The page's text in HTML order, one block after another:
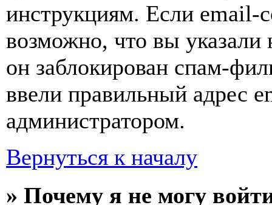
инструкциям. Если email-
возможно, что вы
он заблокирован спам-
ввели правильный адрес
администратором.
Вернуться к началу
» Почему я не могу